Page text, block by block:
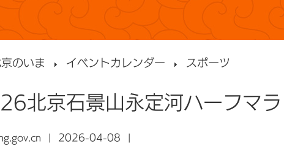
のいま イベントカレンダー スポーツ
北京石景山永定河ハーフマ
| 2026-04-08 |